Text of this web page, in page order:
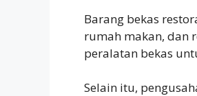
Barang bekas
rumah makan, dan
peralatan bekas
Selain itu,